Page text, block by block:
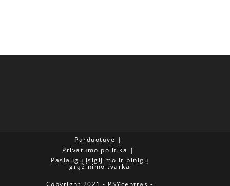
Parduotuvė
Privatumo politika
Paslaugų įsigijimo ir pinigų
grąžinimo tvarka